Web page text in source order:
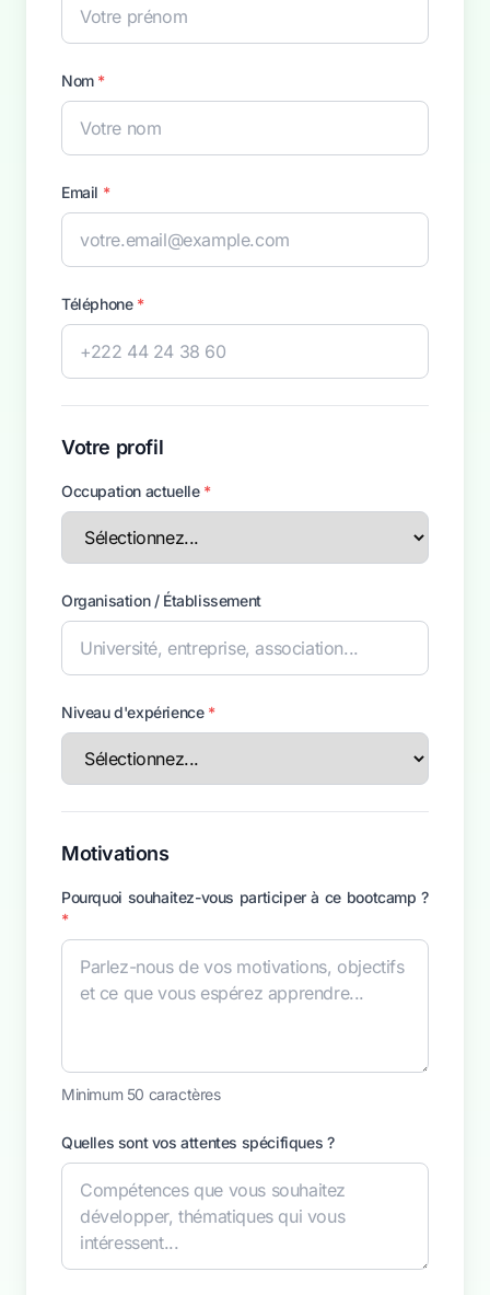
Nom *
Email *
Téléphone *
Votre profil
Occupation actuelle *
Organisation / Établissement
Niveau d'expérience *
Motivations
Pourquoi souhaitez-vous participer à ce bootcamp ?
*
Minimum 50 caractères
Quelles sont vos attentes spécifiques ?